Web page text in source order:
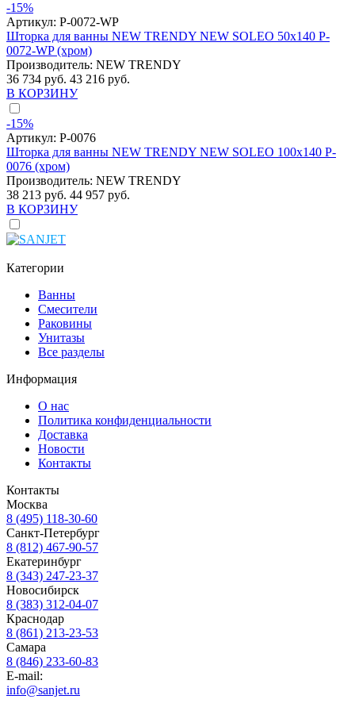
-15%
Артикул: P-0072-WP
Шторка для ванны NEW TRENDY NEW SOLEO 50x140 P-
0072-WP (хром)
Производитель: NEW TRENDY
36 734 руб. 43 216 руб.
В КОРЗИНУ
-15%
Артикул: P-0076
Шторка для ванны NEW TRENDY NEW SOLEO 100x140 P-
0076 (хром)
Производитель: NEW TRENDY
38 213 руб. 44 957 руб.
В КОРЗИНУ
Категории
Ванны
Смесители
Раковины
Унитазы
Все разделы
Информация
О нас
Политика конфиденциальности
Доставка
Новости
Контакты
Контакты
Москва
8 (495) 118-30-60
Санкт-Петербург
8 (812) 467-90-57
Екатеринбург
8 (343) 247-23-37
Новосибирск
8 (383) 312-04-07
Краснодар
8 (861) 213-23-53
Самара
8 (846) 233-60-83
E-mail:
info@sanjet.ru